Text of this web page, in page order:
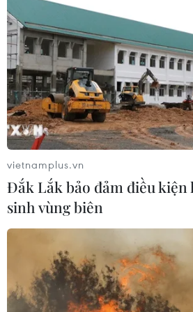
kế hoạch mở lại Eo biển Hormuz
07/08/2026 08:58
Nhà đầu tư Anh đề xuất siêu dự
hợp cảng biển 18 tỷ USD tại
Ninh
07/08/2026 08:33
Canh tác biển - động lực mới
kinh tế biển Việt Nam
Giá vàng hướng tới tuần tăng
vietnamplus.vn
Đắk Lắk bảo đảm điều kiện
sinh vùng biên